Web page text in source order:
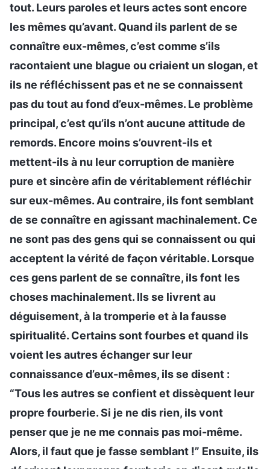
tout. Leurs paroles et leurs actes sont encore
les mêmes qu’avant. Quand ils parlent de se
connaître eux-mêmes, c’est comme s’ils
racontaient une blague ou criaient un slogan, et
ils ne réfléchissent pas et ne se connaissent
pas du tout au fond d’eux-mêmes. Le problème
principal, c’est qu’ils n’ont aucune attitude de
remords. Encore moins s’ouvrent-ils et
mettent-ils à nu leur corruption de manière
pure et sincère afin de véritablement réfléchir
sur eux-mêmes. Au contraire, ils font semblant
de se connaître en agissant machinalement. Ce
ne sont pas des gens qui se connaissent ou qui
acceptent la vérité de façon véritable. Lorsque
ces gens parlent de se connaître, ils font les
choses machinalement. Ils se livrent au
déguisement, à la tromperie et à la fausse
spiritualité. Certains sont fourbes et quand ils
voient les autres échanger sur leur
connaissance d’eux-mêmes, ils se disent :
“Tous les autres se confient et dissèquent leur
propre fourberie. Si je ne dis rien, ils vont
penser que je ne me connais pas moi-même.
Alors, il faut que je fasse semblant !” Ensuite, ils